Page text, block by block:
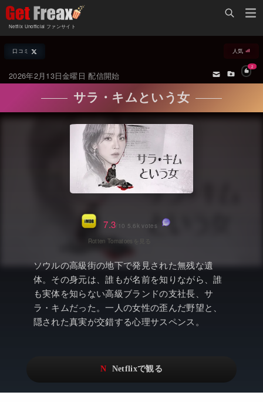
Netflix Unofficial ファンサイト
Netflix新着作品
オールジャンル
海外ドラマ・シリーズ
海外映画
国内TV番組・ドラマ
国内映画
アニメ
ドキュメンタリー
Netflixオリジナル作品
日本語吹替対応作品
その他の国のTV番組
配信終了予定の作品
海外ドラマ・ラインナップ
Netflix 人気ランキング
Netflix 全作品ラインナップ
Netflix配信作品カスタム検索
トレンド
VOD 総合作品情報
Netflix・VOD総合News
Watchlistへ
Netflix Video
Netflix 吹替版作品
Netflix 高い評価の海外作品
口コミ 人気
2026年2月13日金曜日 配信開始
2
サラ・キムという女
ソウルの高級街の地下で発見された無残な遺
体。その身元は、誰もが名前を知りながら、誰
も実体を知らない高級ブランドの支社長、サ
ラ・キムだった。一人の女性の歪んだ野望と、
隠された真実が交錯する心理サスペンス。
7.3/10 5.6k votes